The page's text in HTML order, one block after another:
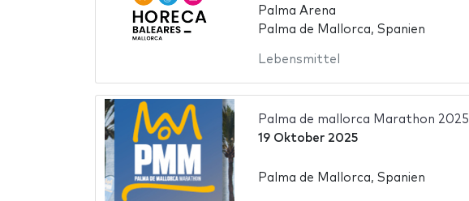
Palma Arena
Palma de Mallorca, Spanien
Lebensmittel
Palma de mallorca Marathon 2025
19 Oktober 2025
Palma de Mallorca, Spanien